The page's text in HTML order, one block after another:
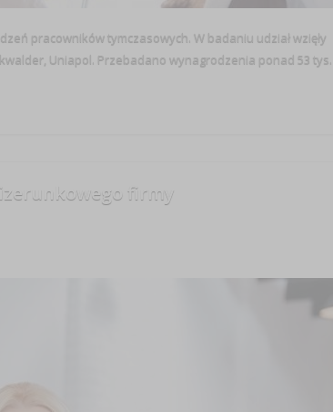
pracowników tymczasowych. W badaniu udział wzięły
Uniapol. Przebadano wynagrodzenia ponad 53 tys.
firmy